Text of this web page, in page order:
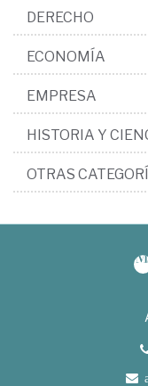
DERECHO
ECONOMÍA
EMPRESA
HISTORIA Y
OTRAS